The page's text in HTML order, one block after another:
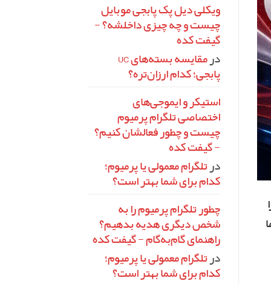
واقعی
در
برابر
کلاهبرداری‌های
رایج
ویکلی دیل پک پابجی موبایل
چیست و چه چیزی داخلشه؟ -
گیفت کده
در
مقایسه بسته‌های UC
پابجی؛ کدام ارزان‌تره؟
استیکر و ایموجی‌های
اختصاصی تلگرام پرمیوم
چیست و چطور فعالشان کنیم؟
- گیفت کده
درتلگرام معمولی یا پرمیوم؛
کدام برای شما بهتر است؟
چطور تلگرام پرمیوم را به
شخص دیگری هدیه بدهیم؟
راهنمای گام‌به‌گام - گیفت کده
درتلگرام معمولی یا پرمیوم؛
کدام برای شما بهتر است؟